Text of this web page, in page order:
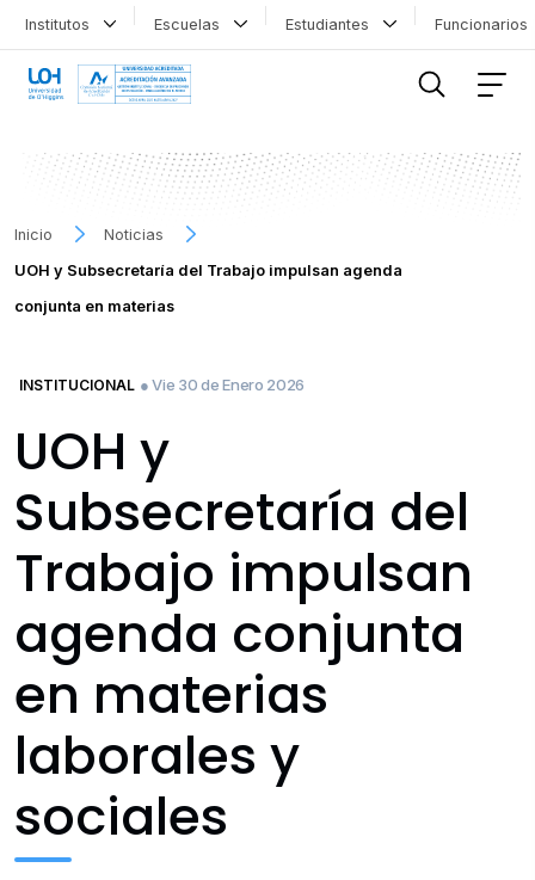
Institutos Escuelas Estudiantes
Inicio
Noticias
UOH y Subsecretaría del Trabajo impulsan agenda
conjunta en materias
INSTITUCIONAL ● Vie 30 de Enero 2026
UOH y
Subsecretaría del
Trabajo impulsan
agenda conjunta
en materias
laborales y
sociales